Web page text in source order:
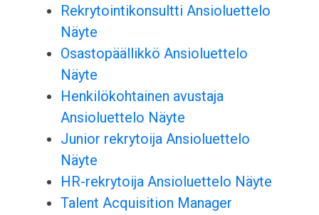
Rekrytointikonsultti Ansioluettelo
Näyte
Osastopäällikkö Ansioluettelo
Näyte
Henkilökohtainen avustaja
Ansioluettelo Näyte
Junior rekrytoija Ansioluettelo
Näyte
HR-rekrytoija Ansioluettelo Näyte
Talent Acquisition Manager